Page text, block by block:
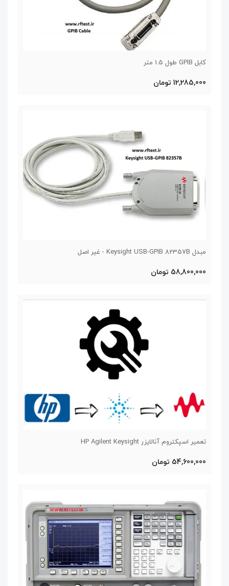
کابل GPIB طول 1.5 متر
12,285,000 تومان
مبدل Keysight USB-GPIB 82357B - غیر اصل
58,800,000 تومان
تعمیر اسپکتروم آنالایزر HP Agilent Keysight
54,600,000 تومان